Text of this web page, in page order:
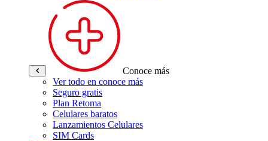
Conoce más
Ver todo en conoce más
Seguro gratis
Plan Retoma
Celulares baratos
Lanzamientos Celulares
SIM Cards